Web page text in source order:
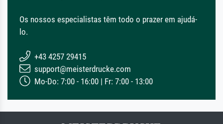
Os nossos especialistas têm todo o prazer em ajudá-
lo.
+43 4257 29415
support@meisterdrucke.com
Mo-Do: 7:00 - 16:00 | Fr: 7:00 - 13:00